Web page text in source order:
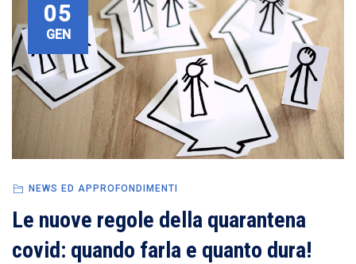
05
GEN
NEWS ED APPROFONDIMENTI
Le nuove regole della quarantena
covid: quando farla e quanto dura!